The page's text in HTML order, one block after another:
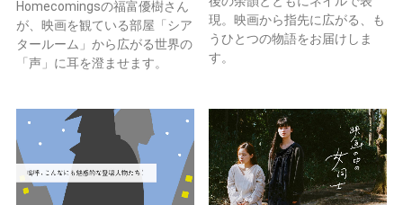
Homecomingsの福富優樹さん
が、映画を観ている部屋「シア
タールーム」から広がる世界の
「声」に耳を澄ませます。
現。映画から指先に広がる、も
うひとつの物語をお届けしま
す。